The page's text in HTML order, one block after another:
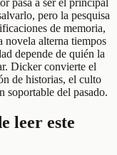
pero la pesquisa
de memoria,
novela alterna tiempos
depende de quién la
Dicker convierte el
de historias, el culto
soportable del pasado.
leer este